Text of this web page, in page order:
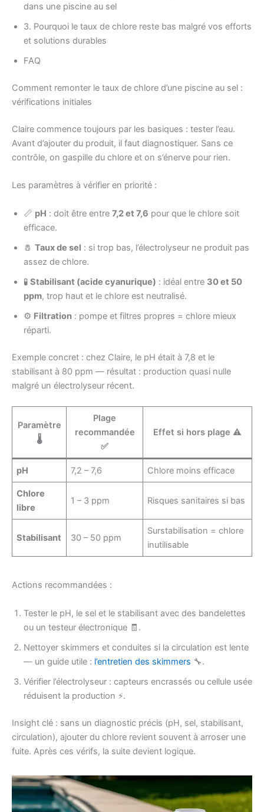
dans une piscine au sel
3. Pourquoi le taux de chlore reste bas malgré vos efforts
et solutions durables
FAQ
Comment remonter le taux de chlore d’une piscine au sel :
vérifications initiales
Claire commence toujours par les basiques : tester l’eau.
Avant d’ajouter du produit, il faut diagnostiquer. Sans ce
contrôle, on gaspille du chlore et on s’énerve pour rien.
Les paramètres à vérifier en priorité :
📏 pH : doit être entre 7,2 et 7,6 pour que le chlore soit
efficace.
🧂 Taux de sel : si trop bas, l’électrolyseur ne produit pas
assez de chlore.
🧪 Stabilisant (acide cyanurique) : idéal entre 30 et 50
ppm, trop haut et le chlore est neutralisé.
⚙️ Filtration : pompe et filtres propres = chlore mieux
réparti.
Exemple concret : chez Claire, le pH était à 7,8 et le
stabilisant à 80 ppm — résultat : production quasi nulle
malgré un électrolyseur récent.
Paramètre
🌡️
Plage
recommandée
✅
Effet si hors plage ⚠️
pH 7,2 – 7,6 Chlore moins efficace
Chlore
libre
1 – 3 ppm Risques sanitaires si bas
Stabilisant 30 – 50 ppm
Surstabilisation = chlore
inutilisable
Actions recommandées :
Tester le pH, le sel et le stabilisant avec des bandelettes
ou un testeur électronique 🧾.
Nettoyer skimmers et conduites si la circulation est lente
— un guide utile : l’entretien des skimmers 🔧.
Vérifier l’électrolyseur : capteurs encrassés ou cellule usée
réduisent la production ⚡.
Insight clé : sans un diagnostic précis (pH, sel, stabilisant,
circulation), ajouter du chlore revient souvent à arroser une
fuite. Après ces vérifs, la suite devient logique.